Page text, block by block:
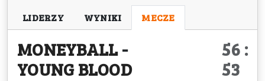
LIDERZY
WYNIKI MECZE
MONEYBALL-
YOUNG BLOOD
56 :
53